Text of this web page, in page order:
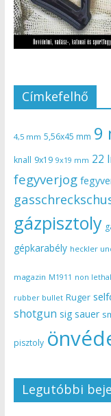
Címkefelhő
4,5 mm 5,56x45 mm 9
knall 9x19 9x19 mm 22
fegyverjog
gázpisztoly
gépkarabély heckler
magazin M1911 non lethal
rubber bullet Ruger
shotgun sig sauer
pisztoly
Legutóbbi